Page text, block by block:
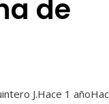
de
J.Hace 1 año